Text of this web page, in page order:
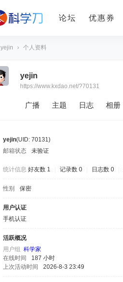
论坛 优惠券
yejin › 个人资料
yejin
https://www.kxdao.net/?70131
广播 主题 日志 相册
yejin(UID: 70131)
邮箱状态
未验证
统计信息 好友数 1 记录数 0 日志数 0
性别 保密
用户认证
手机认证
活跃概况
用户组 科学家
在线时间
187 小时
上次活动时间
2026-8-3 23:49